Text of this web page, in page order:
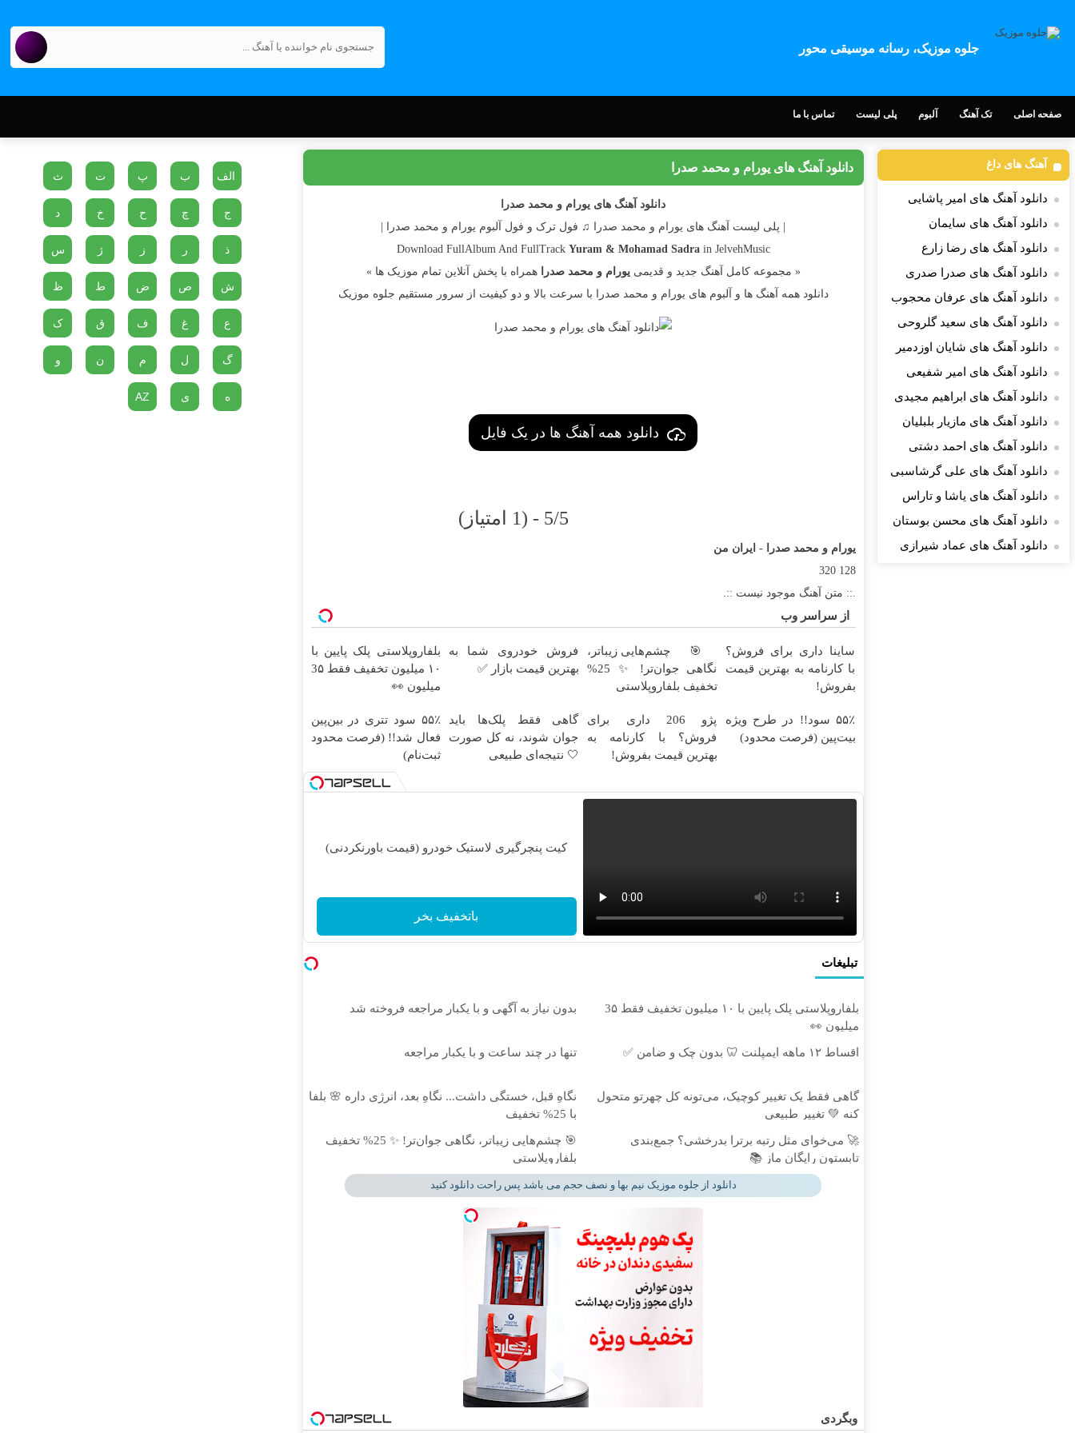
جلوه موزیک، رسانه موسیقی محور
صفحه اصلی تک آهنگ آلبوم پلی لیست تماس با ما
دانلود آهنگ های یورام و محمد صدرا
دانلود آهنگ های یورام و محمد صدرا
| پلی لیست آهنگ های یورام و محمد صدرا ♫ فول ترک و فول آلبوم یورام و محمد صدرا |
Download FullAlbum And FullTrack Yuram & Mohamad Sadra in JelvehMusic
« مجموعه کامل آهنگ جدید و قدیمییورام و محمد صدرا
همراه با پخش آنلاین تمام موزیک ها »
دانلود همه آهنگ ها و آلبوم های یورام و محمد صدرا با سرعت بالا و دو کیفیت از سرور مستقیم جلوه موزیک
دانلود همه آهنگ ها در یک فایل
5/5 - (1 امتیاز)
یورام و محمد صدرا - ایران من
128
320
.:: متن آهنگ موجود نیست ::.
از سراسر وب
ساینا داری برای فروش؟
با کارنامه به بهترین قیمت
بفروش!
🎯 چشم‌هایی زیباتر،
نگاهی جوان‌تر! ✨ 25%
تخفیف بلفاروپلاستی
فروش خودروی شما به
بهترین قیمت بازار ✅
بلفاروپلاستی پلک پایین با
۱۰ میلیون تخفیف فقط 3۵
میلیون 👀
۵۵٪ سود!! در طرح ویژه
بیت‌پین (فرصت محدود)
پژو 206 داری برای
فروش؟ با کارنامه به
بهترین قیمت بفروش!
گاهی فقط پلک‌ها باید
جوان شوند، نه کل صورت
🤍 نتیجه‌ای طبیعی
۵۵٪ سود تتری در بین‌پین
فعال شد!! (فرصت محدود
ثبت‌نام)
کیت پنچرگیری لاستیک خودرو (قیمت باورنکردنی)
باتخفیف بخر
تبلیغات
بلفاروپلاستی پلک پایین با ۱۰ میلیون تخفیف فقط 3۵
میلیون 👀
بدون نیاز به آگهی و با یکبار مراجعه فروخته شد
اقساط ۱۲ ماهه ایمپلنت 🦷 بدون چک و ضامن ✅ تنها در چند ساعت و با یکبار مراجعه
گاهی فقط یک تغییر کوچیک، می‌تونه کل چهرتو متحول
کنه 💚 تغییر طبیعی
نگاهِ قبل، خستگی داشت... نگاهِ بعد، انرژی داره 🌸 بلفا
با 25% تخفیف
🚀 می‌خوای مثل رتبه برترا بدرخشی؟ جمع‌بندی
تابستون رایگان ماز 📚
🎯 چشم‌هایی زیباتر، نگاهی جوان‌تر! ✨ 25% تخفیف
بلفاروپلاستی
دانلود از جلوه موزیک نیم بها و نصف حجم می باشد پس راحت دانلود کنید
وبگردی
آهنگ های داغ
دانلود آهنگ های امیر پاشایی
دانلود آهنگ های سایمان
دانلود آهنگ های رضا زارع
دانلود آهنگ های صدرا صدری
دانلود آهنگ های عرفان محجوب
دانلود آهنگ های سعید گلروحی
دانلود آهنگ های شایان اوزدمیر
دانلود آهنگ های امیر شفیعی
دانلود آهنگ های ابراهیم مجیدی
دانلود آهنگ های مازیار بلبلیان
دانلود آهنگ های احمد دشتی
دانلود آهنگ های علی گرشاسبی
دانلود آهنگ های یاشا و تاراس
دانلود آهنگ های محسن بوستان
دانلود آهنگ های عماد شیرازی
الف ب پ ت ث
ج چ ح خ د
ذ ر ز ژ س
ش ص ض ط ظ
ع غ ف ق ک
گ ل م ن و
ه ی AZ